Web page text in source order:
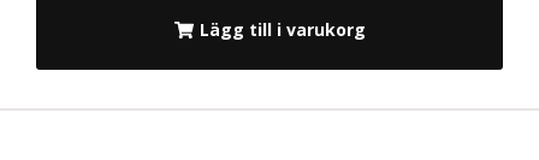
Lägg till i varukorg